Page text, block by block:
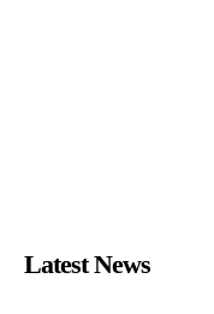
Latest News